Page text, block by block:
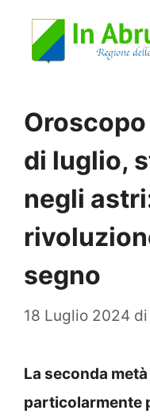
di luglio,
negli
segno
18 Luglio 2024 di
La seconda
particolarmente